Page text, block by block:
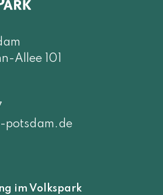
Allee 101
potsdam.de
im Volkspark